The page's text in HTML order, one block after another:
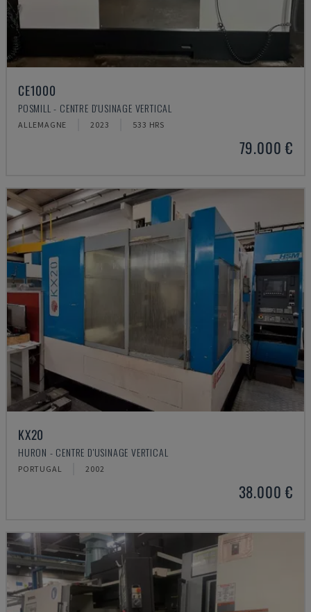
CE1000
POSMILL - CENTRE D'USINAGE VERTICAL
ALLEMAGNE 2023 533 HRS
79.000 €
KX20
HURON - CENTRE D'USINAGE VERTICAL
PORTUGAL 2002
38.000 €